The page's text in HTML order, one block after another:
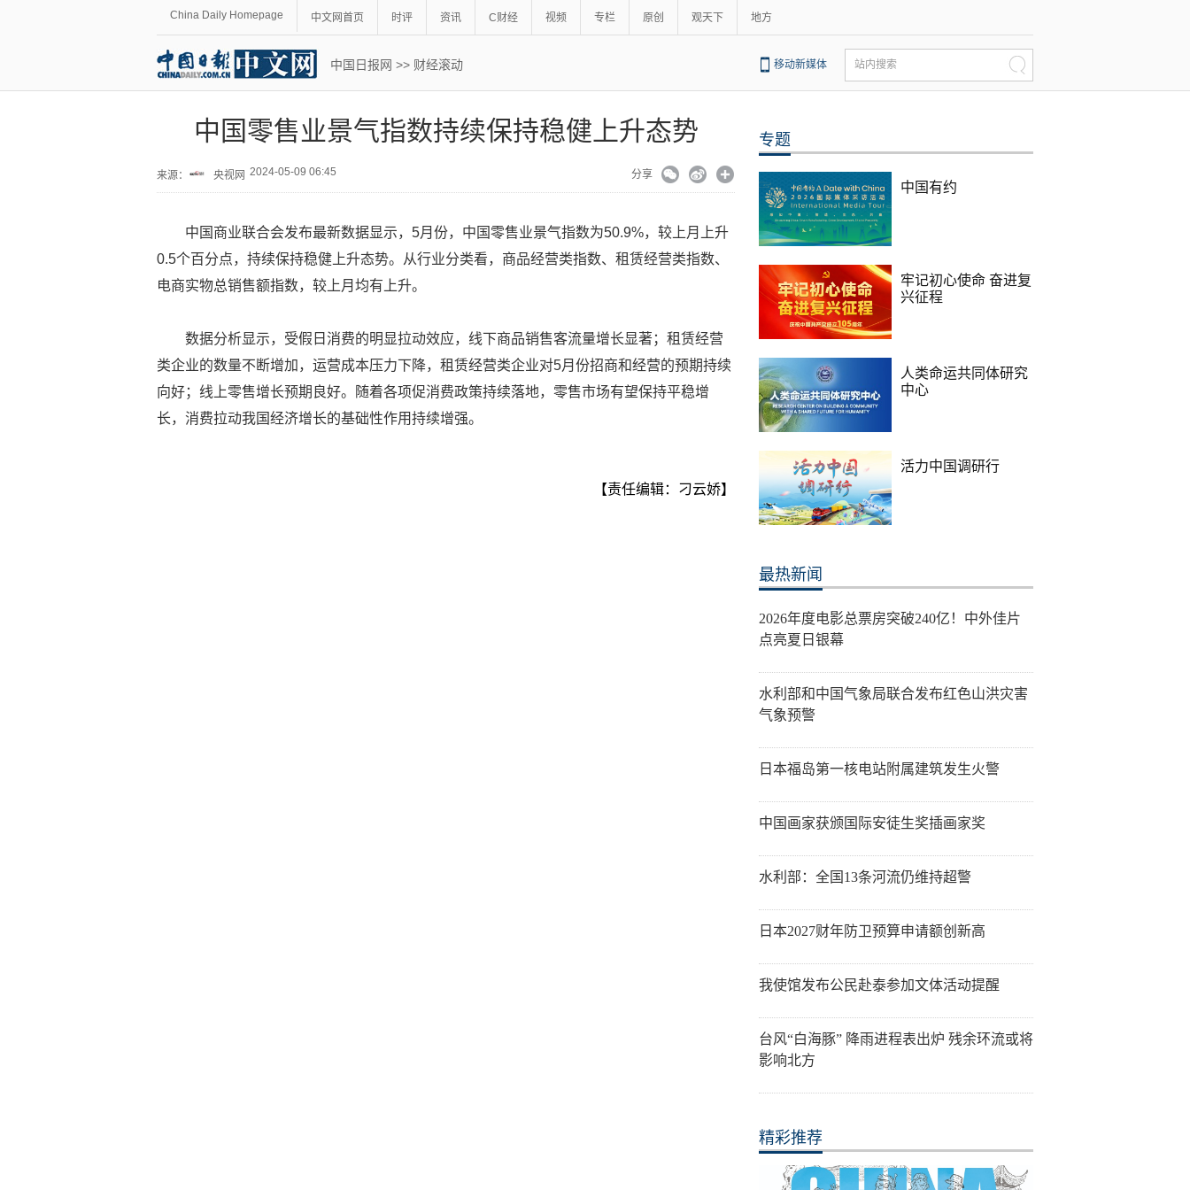
China Daily Homepage 中文网首页 时评 资讯 C财经 视频 专栏 原创 观天下 地方
中国日报网 >> 财经滚动 移动新媒体 站内搜索
中国零售业景气指数持续保持稳健上升态势
来源： 央视网 2024-05-09 06:45 分享
中国商业联合会发布最新数据显示，5月份，中国零售业景气指数为50.9%，较上月上升
0.5个百分点，持续保持稳健上升态势。从行业分类看，商品经营类指数、租赁经营类指数、
电商实物总销售额指数，较上月均有上升。
数据分析显示，受假日消费的明显拉动效应，线下商品销售客流量增长显著；租赁经营
类企业的数量不断增加，运营成本压力下降，租赁经营类企业对5月份招商和经营的预期持续
向好；线上零售增长预期良好。随着各项促消费政策持续落地，零售市场有望保持平稳增
长，消费拉动我国经济增长的基础性作用持续增强。
【责任编辑：刁云娇】
专题
中国有约
牢记初心使命 奋进复
兴征程
人类命运共同体研究
中心
活力中国调研行
最热新闻
2026年度电影总票房突破240亿！中外佳片
点亮夏日银幕
水利部和中国气象局联合发布红色山洪灾害
气象预警
日本福岛第一核电站附属建筑发生火警
中国画家获颁国际安徒生奖插画家奖
水利部：全国13条河流仍维持超警
日本2027财年防卫预算申请额创新高
我使馆发布公民赴泰参加文体活动提醒
台风“白海豚” 降雨进程表出炉 残余环流或将
影响北方
精彩推荐